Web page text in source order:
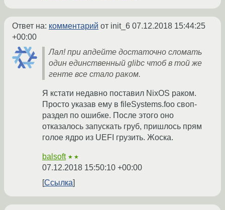
Ответ на: комментарий от init_6 07.12.2018 15:44:25
+00:00
Лал! при апдейте достаточно сломать
один единственный glibc чтоб в той же
генте все стало раком.
Я кстати недавно поставил NixOS раком.
Просто указав ему в fileSystems.foo своп-
раздел по ошибке. После этого оно
отказалось запускать груб, пришлось прям
голое ядро из UEFI грузить. Жоска.
balsoft ★★
07.12.2018 15:50:10 +00:00
Ссылка